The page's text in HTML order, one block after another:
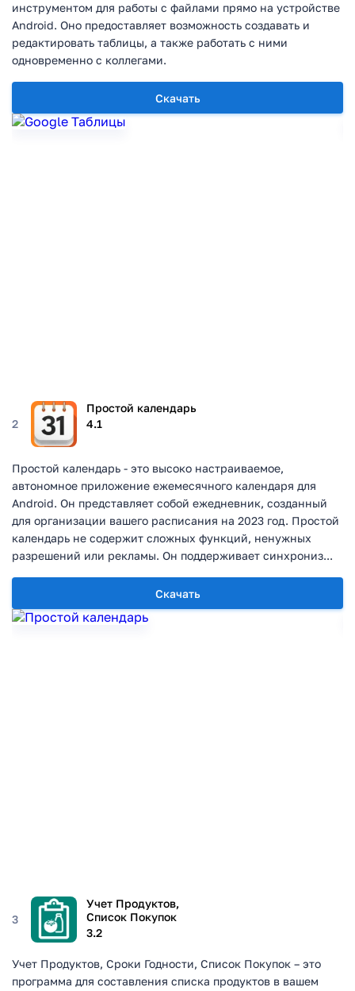
Скачать
инструментом для работы с файлами прямо на устройстве
Android. Оно предоставляет возможность создавать и
редактировать таблицы, а также работать с ними
одновременно с коллегами.
2
Простой календарь
4.1
Скачать
Простой календарь - это высоко настраиваемое,
автономное приложение ежемесячного календаря для
Android. Он представляет собой ежедневник, созданный
для организации вашего расписания на 2023 год. Простой
календарь не содержит сложных функций, ненужных
разрешений или рекламы. Он поддерживает синхрониз...
3
Учет Продуктов,
Список Покупок
3.2
Учет Продуктов, Сроки Годности, Список Покупок – это
программа для составления списка продуктов в вашем